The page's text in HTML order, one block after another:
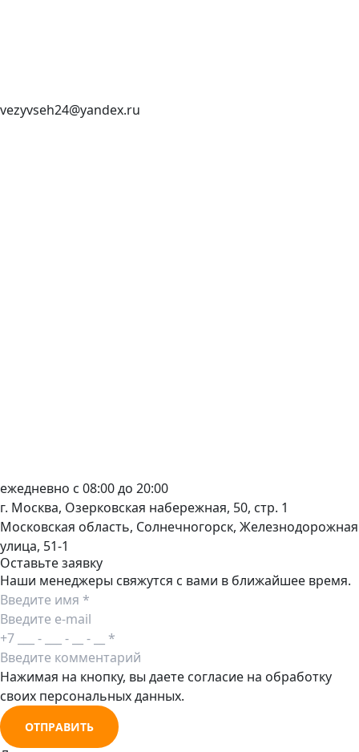
vezyvseh24@yandex.ru
ежедневно с 08:00 до 20:00
г. Москва, Озерковская набережная, 50, стр. 1
Московская область, Солнечногорск, Железнодорожная
улица, 51-1
Оставьте заявку
Наши менеджеры свяжутся с вами в ближайшее время.
Нажимая на кнопку, вы даете согласие на обработку
своих персональных данных.
ОТПРАВИТЬ